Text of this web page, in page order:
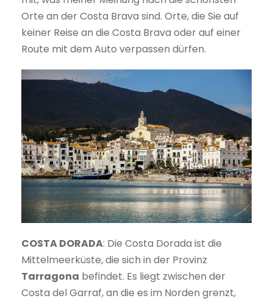
Orte an der Costa Brava sind. Orte, die Sie auf
keiner Reise an die Costa Brava oder auf einer
Route mit dem Auto verpassen dürfen.
COSTA DORADA: Die Costa Dorada ist die
Mittelmeerküste, die sich in der Provinz
Tarragona befindet. Es liegt zwischen der
Costa del Garraf, an die es im Norden grenzt,